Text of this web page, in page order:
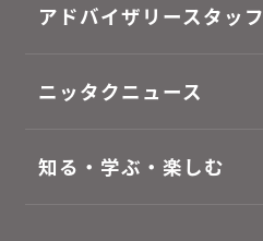
アドバイザリースタッフ
ニッタクニュース
知る・学ぶ・楽しむ